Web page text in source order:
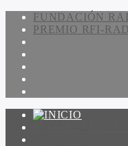
FUNDACIÓN
PREMIO RFI-